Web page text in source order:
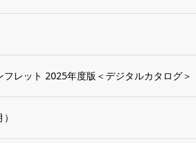
レット 2025年度版＜デジタルカタログ＞